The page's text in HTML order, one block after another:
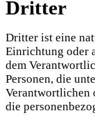
Dritter
Dritter ist eine
Einrichtung oder
dem
Personen, die
Verantwortlichen
die